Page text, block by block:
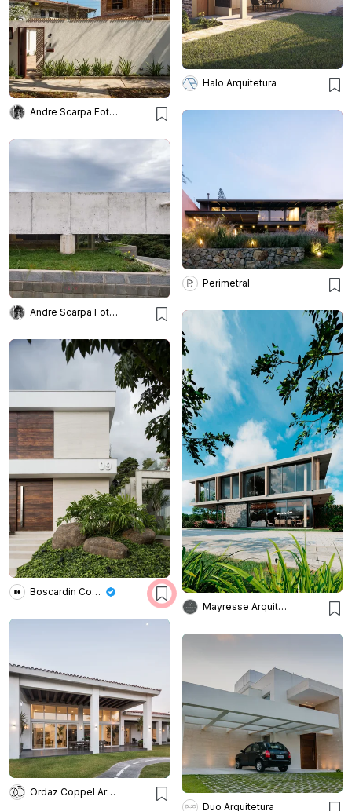
Halo Arquitetura
Andre Scarpa Fotografia
Perimetral
Andre Scarpa Fotografia
Mayresse Arquitetura
Boscardin Corsi Arquitetura
Ordaz Coppel Arquitectos
Duo Arquitetura